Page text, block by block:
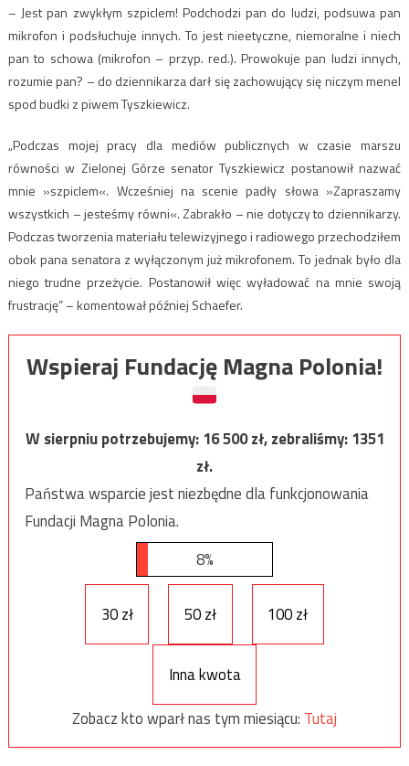
– Jest pan zwykłym szpiclem! Podchodzi pan do ludzi, podsuwa pan
mikrofon i podsłuchuje innych. To jest nieetyczne, niemoralne i niech
pan to schowa (mikrofon – przyp. red.). Prowokuje pan ludzi innych,
rozumie pan? – do dziennikarza darł się zachowujący się niczym menel
spod budki z piwem Tyszkiewicz.
„Podczas mojej pracy dla mediów publicznych w czasie marszu
równości w Zielonej Górze senator Tyszkiewicz postanowił nazwać
mnie »szpiclem«. Wcześniej na scenie padły słowa »Zapraszamy
wszystkich – jesteśmy równi«. Zabrakło – nie dotyczy to dziennikarzy.
Podczas tworzenia materiału telewizyjnego i radiowego przechodziłem
obok pana senatora z wyłączonym już mikrofonem. To jednak było dla
niego trudne przeżycie. Postanowił więc wyładować na mnie swoją
frustrację” – komentował później Schaefer.
Wspieraj Fundację Magna Polonia!
W sierpniu potrzebujemy:16 500zł, zebraliśmy:1351
zł.
Państwa wsparcie jest niezbędne dla funkcjonowania
Fundacji Magna Polonia.
8%
30 zł 50 zł 100 zł
Inna kwota
Zobacz kto wparł nas tym miesiącu: Tutaj